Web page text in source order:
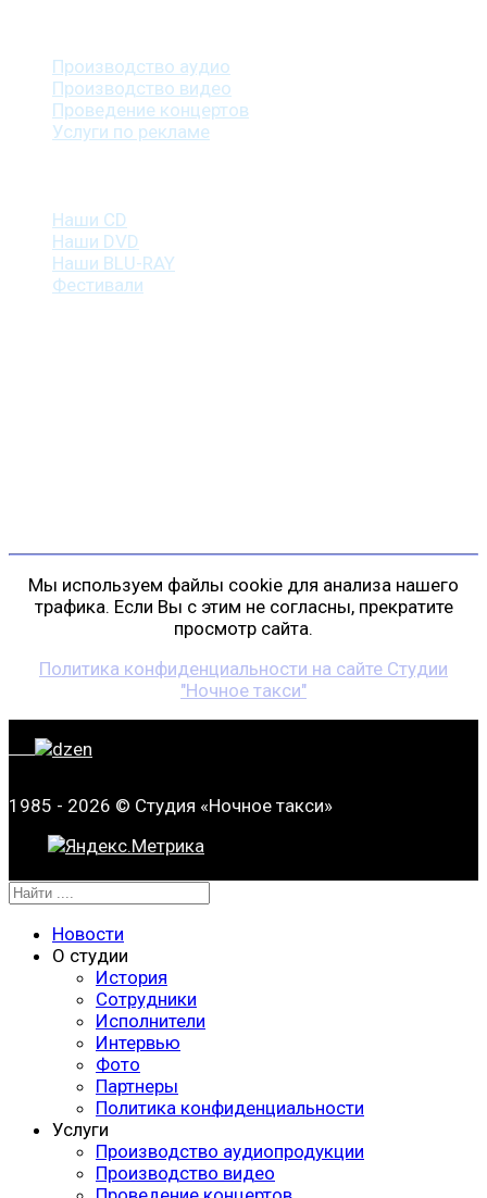
Производство аудио
Производство видео
Проведение концертов
Услуги по рекламе
Наши CD
Наши DVD
Наши BLU-RAY
Фестивали
Мы используем файлы cookie для анализа нашего
трафика. Если Вы с этим не согласны, прекратите
просмотр сайта.
Политика конфиденциальности на сайте Студии
"Ночное такси"
1985 - 2026 © Студия «Ночное такси»
Новости
О студии
История
Сотрудники
Исполнители
Интервью
Фото
Партнеры
Политика конфиденциальности
Услуги
Производство аудиопродукции
Производство видео